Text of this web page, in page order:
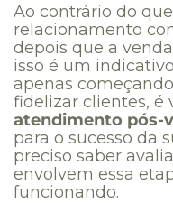
Ao contrário do
relacionamento
depois que a
isso é um
apenas
fidelizar clientes, é
atendimento pós-
para o sucesso da
preciso saber
envolvem essa
funcionando.